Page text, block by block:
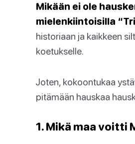
Mikään ei ole
mielenkiintoisilla
historiaan ja kaikkeen
koetukselle.
Joten, kokoontukaa
pitämään hauskaa
1. Mikä maa voitti